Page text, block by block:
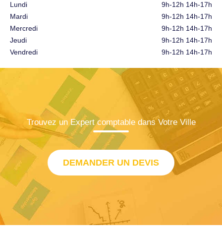
Lundi
Mardi
Mercredi
Jeudi
Vendredi
9h-12h 14h-17h
9h-12h 14h-17h
9h-12h 14h-17h
9h-12h 14h-17h
9h-12h 14h-17h
Trouvez un Expert comptable dans Votre Ville
DEMANDER UN DEVIS